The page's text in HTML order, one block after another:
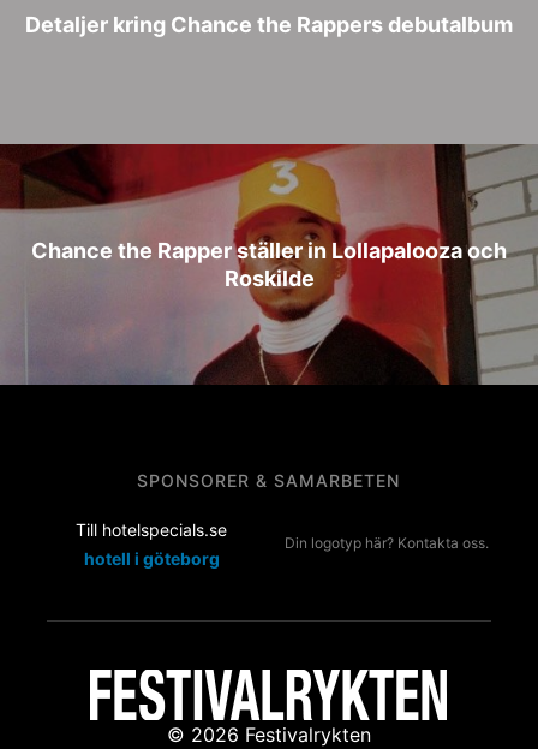
Detaljer kring Chance the Rappers debutalbum
Chance the Rapper ställer in Lollapalooza och
Roskilde
SPONSORER & SAMARBETEN
Till hotelspecials.se
hotell i göteborg
Din logotyp här? Kontakta oss.
© 2026 Festivalrykten